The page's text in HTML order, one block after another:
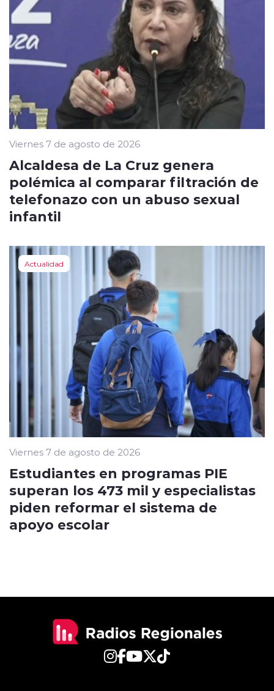
Viernes 7 de agosto de 2026
Alcaldesa de La Cruz genera
polémica al comparar filtración de
telefonazo con un abuso sexual
infantil
Actualidad
Viernes 7 de agosto de 2026
Estudiantes en programas PIE
superan los 473 mil y especialistas
piden reformar el sistema de
apoyo escolar